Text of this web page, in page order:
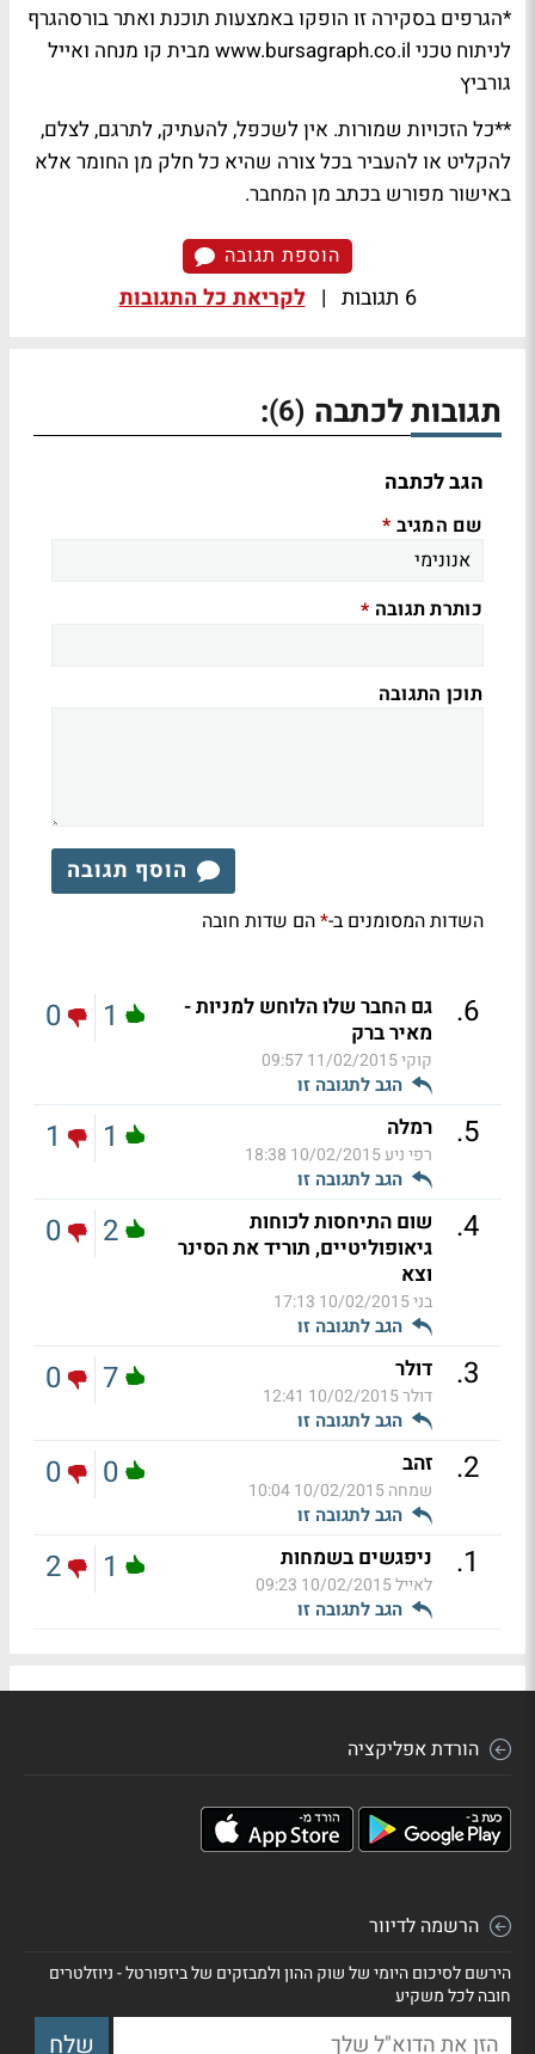
*הגרפים בסקירה זו הופקו באמצעות תוכנת ואתר בורסהגרף
לניתוח טכני www.bursagraph.co.il מבית קו מנחה ואייל
גורביץ
**כל הזכויות שמורות. אין לשכפל, להעתיק, לתרגם, לצלם,
להקליט או להעביר בכל צורה שהיא כל חלק מן החומר אלא
באישור מפורש בכתב מן המחבר.
הוספת תגובה
6 תגובות | לקריאת כל התגובות
תגובות לכתבה (6)
:
הגב לכתבה
שם המגיב *
כותרת תגובה *
תוכן התגובה
הוסף תגובה
השדות המסומנים ב-*הם שדות חובה
6
.
גם החבר שלו הלוחש למניות -
מאיר ברק
קוקי11/02/2015 09:57
הגב לתגובה זו
1
0
5
. רמלה
רפי ניע10/02/2015 18:38
הגב לתגובה זו
1
1
4
.
שום התיחסות לכוחות
גיאופוליטיים, תוריד את הסינר
וצא
בני10/02/2015 17:13
הגב לתגובה זו
2
0
3
. דולר
דולר10/02/2015 12:41
הגב לתגובה זו
7
0
2
. זהב
שמחה10/02/2015 10:04
הגב לתגובה זו
0
0
1
. ניפגשים בשמחות
לאייל10/02/2015 09:23
הגב לתגובה זו
1
2
הורדת אפליקציה
הרשמה לדיוור
הירשם לסיכום היומי של שוק ההון ולמבזקים של ביזפורטל - ניוזלטרים
חובה לכל משקיע